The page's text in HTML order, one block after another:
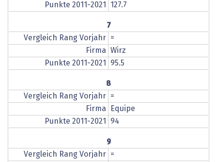
Punkte 2011-2021
127.7
7
Vergleich Rang Vorjahr
=
Firma
Wirz
Punkte 2011-2021
95.5
8
Vergleich Rang Vorjahr
=
Firma
Equipe
Punkte 2011-2021
94
9
Vergleich Rang Vorjahr
=